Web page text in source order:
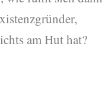
am Hut hat?